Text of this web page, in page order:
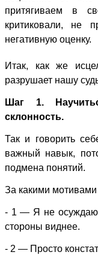
притягиваем в
критиковали, не
негативную оценку.
Итак, как же
разрушает нашу
Шаг 1.
склонность.
Так и говорить
важный навык,
подмена понятий.
За какими
- 1 — Я не осуждаю,
стороны виднее.
- 2 — Просто